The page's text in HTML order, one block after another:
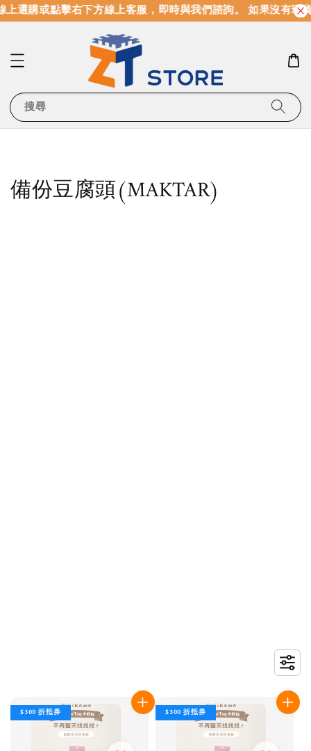
選購或點擊右下方線上客服，即時與我們諮詢。 如果沒有現
搜尋
備份豆腐頭(MAKTAR)
$300 折抵券 $300 折抵券